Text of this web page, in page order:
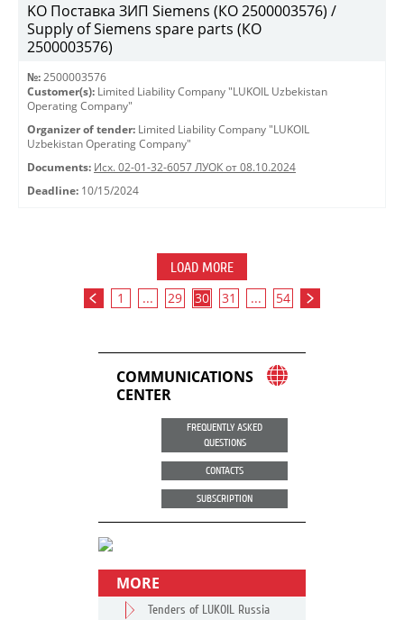
KO Поставка ЗИП Siemens (КО 2500003576) /
Supply of Siemens spare parts (КО
2500003576)
№: 2500003576
Customer(s): Limited Liability Company "LUKOIL Uzbekistan
Operating Company"
Organizer of tender: Limited Liability Company "LUKOIL
Uzbekistan Operating Company"
Documents: Исх. 02-01-32-6057 ЛУОК от 08.10.2024
Deadline: 10/15/2024
LOAD MORE
1 ... 29 30 31 ... 54
COMMUNICATIONS
CENTER
FREQUENTLY ASKED
QUESTIONS
CONTACTS
SUBSCRIPTION
MORE
Tenders of LUKOIL Russia